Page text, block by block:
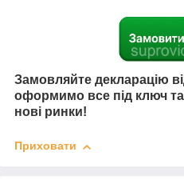
Замовляйте декларацію
оформимо все під ключ
нові ринки!
Приховати